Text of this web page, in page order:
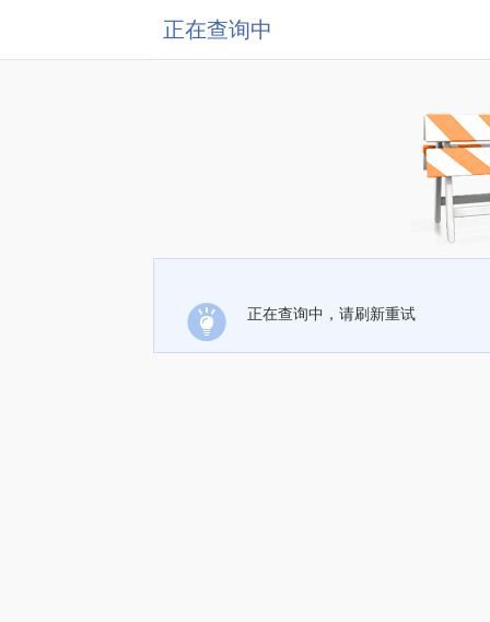
正在查询中
正在查询中，请刷新重试